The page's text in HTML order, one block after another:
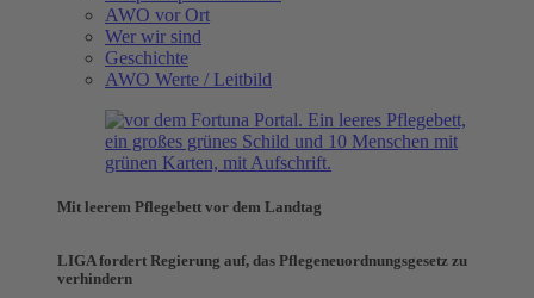
AWO vor Ort
Wer wir sind
Geschichte
AWO Werte / Leitbild
Mit leerem Pflegebett vor dem Landtag
LIGA fordert Regierung auf, das Pflegeneuordnungsgesetz zu
verhindern